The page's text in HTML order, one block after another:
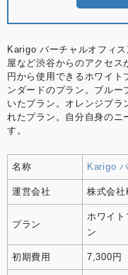
Karigo バーチャルオフィ
屋など渋谷からのアクセ
円から使用できるホワイト
ンダードのプラン。ブルー
いたプラン。オレンジプラ
れたプラン。自分自身のニ
す。
名称 Karigo
運営会社 株式会
プラン
ホワイト
ン
初期費用 7,300円